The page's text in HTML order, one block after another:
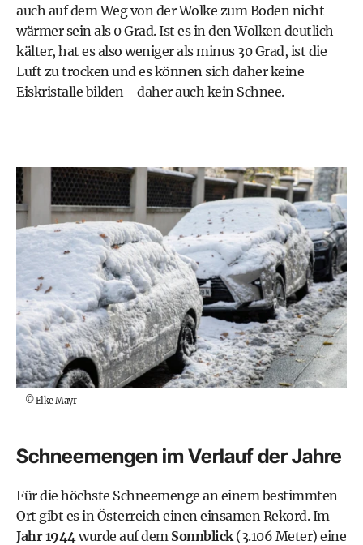
auch auf dem Weg von der Wolke zum Boden nicht
wärmer sein als 0 Grad. Ist es in den Wolken deutlich
kälter, hat es also weniger als minus 30 Grad, ist die
Luft zu trocken und es können sich daher keine
Eiskristalle bilden - daher auch kein Schnee.
©Elke Mayr
Schneemengen im Verlauf der Jahre
Für die höchste Schneemenge an einem bestimmten
Ort gibt es in Österreich einen einsamen Rekord. Im
Jahr 1944 wurde auf dem Sonnblick(3.106 Meter) eine